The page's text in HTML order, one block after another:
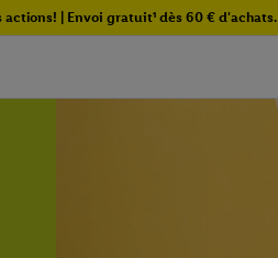
| Envoi gratuit¹ dès 60 € d'achats.